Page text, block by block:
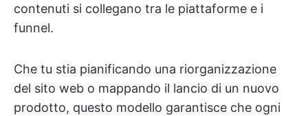
contenuti si collegano tra le piattaforme e i
funnel.
Che tu stia pianificando una riorganizzazione
del sito web o mappando il lancio di un nuovo
prodotto, questo modello garantisce che ogni